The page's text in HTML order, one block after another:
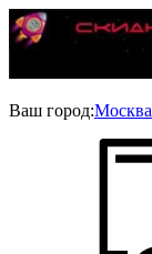
Ваш город:Москва